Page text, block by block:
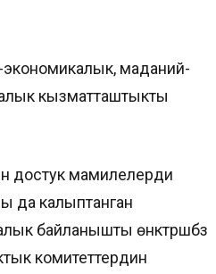
маданий-
кызматташтыкты
достук мамилелерди
да калыптанган
байланышты өнүктүрүшүбүз
комитеттердин